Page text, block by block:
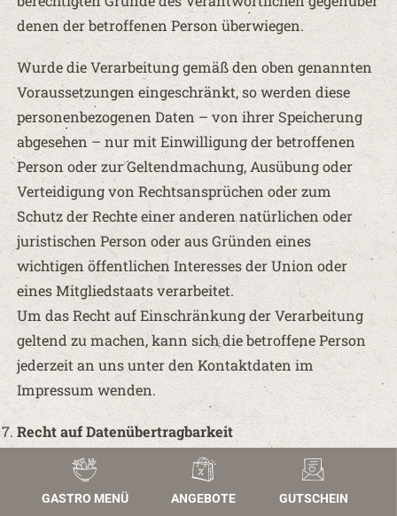
GASTRO MENÜ ANGEBOTE GUTSCHEIN
denen der betroffenen Person überwiegen.
Wurde die Verarbeitung gemäß den oben genannten
Voraussetzungen eingeschränkt, so werden diese
personenbezogenen Daten – von ihrer Speicherung
abgesehen – nur mit Einwilligung der betroffenen
Person oder zur Geltendmachung, Ausübung oder
Verteidigung von Rechtsansprüchen oder zum
Schutz der Rechte einer anderen natürlichen oder
juristischen Person oder aus Gründen eines
wichtigen öffentlichen Interesses der Union oder
eines Mitgliedstaats verarbeitet.
Um das Recht auf Einschränkung der Verarbeitung
geltend zu machen, kann sich die betroffene Person
jederzeit an uns unter den Kontaktdaten im
Impressum wenden.
Recht auf Datenübertragbarkeit
Sie haben das Recht, die Sie betreffenden
personenbezogenen Daten, die Sie uns bereitgestellt
haben, in einem strukturierten, gängigen und